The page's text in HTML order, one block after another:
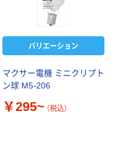
バリエーション
マクサー電機 ミニクリプト
ン球 M5-206
￥295~ （税込）